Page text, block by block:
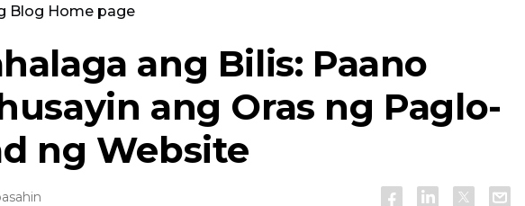
Blog Home page
ang Bilis: Paano
ang Oras ng Paglo-
ng Website